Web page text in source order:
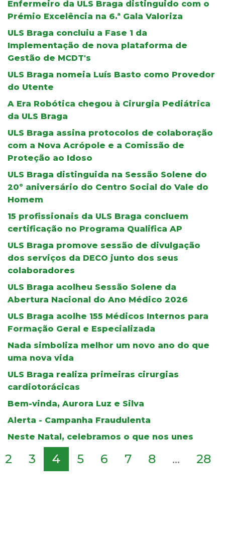
Enfermeiro da ULS Braga distinguido com o
Prémio Excelência na 6.ª Gala Valoriza
ULS Braga concluiu a Fase 1 da
Implementação de nova plataforma de
Gestão de MCDT's
ULS Braga nomeia Luís Basto como Provedor
do Utente
A Era Robótica chegou à Cirurgia Pediátrica
da ULS Braga
ULS Braga assina protocolos de colaboração
com a Nova Acrópole e a Comissão de
Proteção ao Idoso
ULS Braga distinguida na Sessão Solene do
20º aniversário do Centro Social do Vale do
Homem
15 profissionais da ULS Braga concluem
certificação no Programa Qualifica AP
ULS Braga promove sessão de divulgação
dos serviços da DECO junto dos seus
colaboradores
ULS Braga acolheu Sessão Solene da
Abertura Nacional do Ano Médico 2026
ULS Braga acolhe 155 Médicos Internos para
Formação Geral e Especializada
Nada simboliza melhor um novo ano do que
uma nova vida
ULS Braga realiza primeiras cirurgias
cardiotorácicas
Bem-vinda, Aurora Luz e Silva
Alerta - Campanha Fraudulenta
Neste Natal, celebramos o que nos unes
2 3 4 5 6 7 8 ... 28